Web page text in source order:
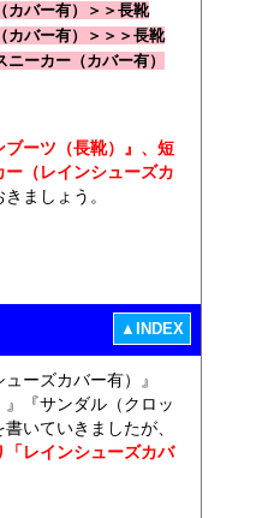
カバー有）＞＞長靴
カバー有）＞＞＞長靴
ーカー（カバー有）
ーツ（長靴）』、短
（レインシューズカ
ましょう。
▲INDEX
ーズカバー有）』
』『サンダル（クロッ
いていきましたが、
レインシューズカバ